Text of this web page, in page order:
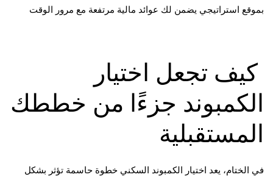
بموقع استراتيجي يضمن لك عوائد مالية مرتفعة مع مرور الوقت
كيف تجعل اختيار
الكمبوند جزءًا من خططك
المستقبلية
في الختام، يعد اختيار الكمبوند السكني خطوة حاسمة تؤثر بشكل